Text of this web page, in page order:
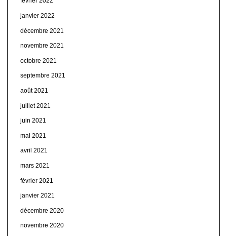
janvier 2022
décembre 2021
novembre 2021
octobre 2021
septembre 2021
août 2021
juillet 2021
juin 2021
mai 2021
avril 2021
mars 2021
février 2021
janvier 2021
décembre 2020
novembre 2020